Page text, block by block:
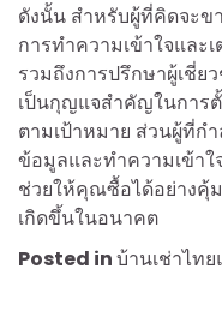
ดังนั้น สำหรับผู้ที่คิดจะ
การทำความเข้าใจแล
รวมถึงการปรึกษาผู้เชี่
เป็นกุญแจสำคัญในการ
ตามเป้าหมาย ส่วนผู้ที่ก
ข้อมูลและทำความเข้าใ
ช่วยให้คุณซื้อได้อย่างคุ้
เกิดขึ้นในอนาคต
Posted inบ้านเช่าไท